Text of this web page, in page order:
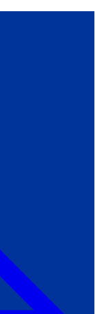
пісенний
ти є!»
«Жестова
це…»
та
закладів